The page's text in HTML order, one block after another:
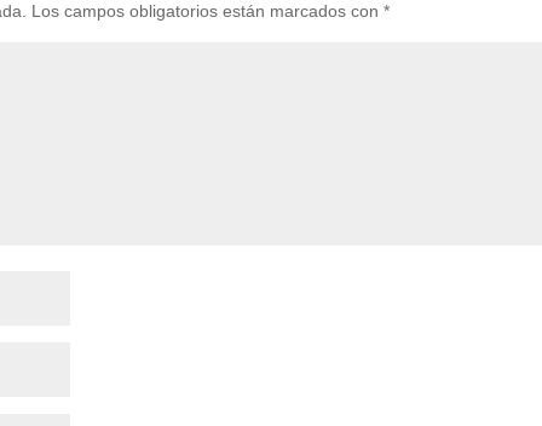
Los campos obligatorios están marcados con*